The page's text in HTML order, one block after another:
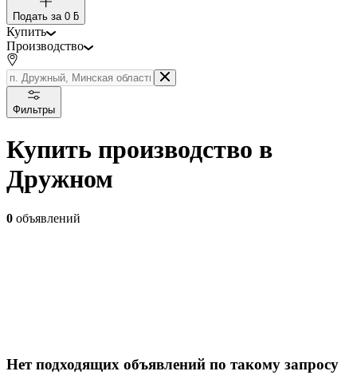
Подать за 0 ƃ
Купить
Производство
Фильтры
Купить производство в
Дружном
0 объявлений
Нет подходящих объявлений по такому запросу